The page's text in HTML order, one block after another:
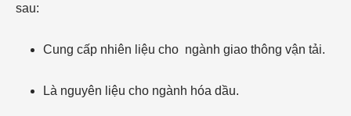
sau:
Cung cấp nhiên liệu cho ngành giao thông vận tải.
Là nguyên liệu cho ngành hóa dầu.